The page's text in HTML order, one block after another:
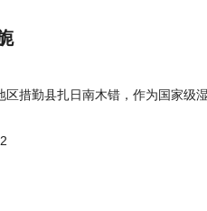
区措勤县扎日南木错，作为国家级